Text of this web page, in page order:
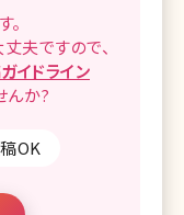
。
夫ですので、
イドライン
んか?
OK